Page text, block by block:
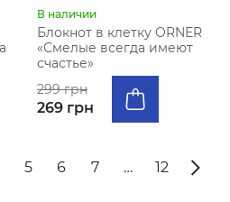
В наличии
Блокнот в клетку ORNER
«Смелые всегда имеют
счастье»
299 грн
269 грн
5 6 7 … 12